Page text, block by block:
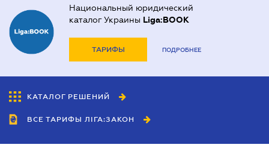
Национальный юридический
каталог Украины Liga:BOOK
ТАРИФЫ ПОДРОБНЕЕ
КАТАЛОГ РЕШЕНИЙ
ВСЕ ТАРИФЫ ЛІГА:ЗАКОН